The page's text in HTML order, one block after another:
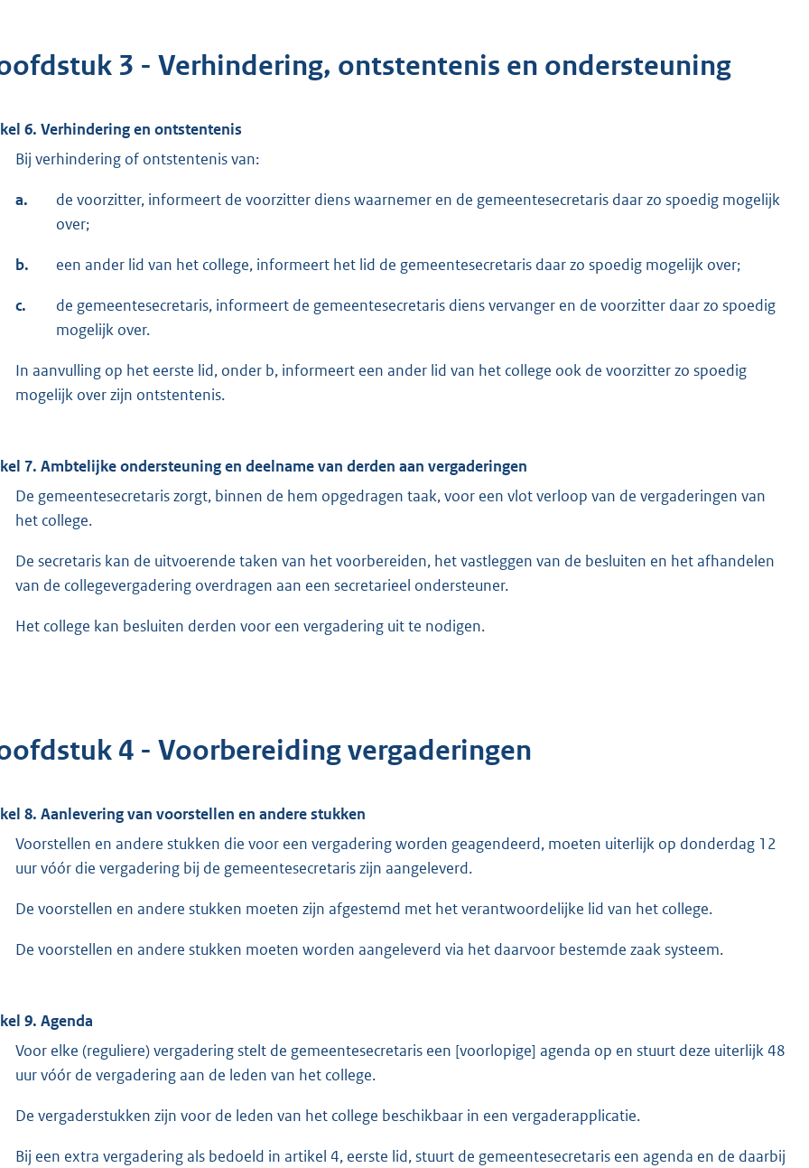
3 - Verhindering, ontstentenis en ondersteuning
6. Verhindering en ontstentenis
Bij verhindering of ontstentenis van:
a.
de voorzitter, informeert de voorzitter diens waarnemer en de gemeentesecretaris daar zo spoedig mogelijk
over;
b. een ander lid van het college, informeert het lid de gemeentesecretaris daar zo spoedig mogelijk over;
c.
de gemeentesecretaris, informeert de gemeentesecretaris diens vervanger en de voorzitter daar zo spoedig
mogelijk over.
In aanvulling op het eerste lid, onder b, informeert een ander lid van het college ook de voorzitter zo spoedig
mogelijk over zijn ontstentenis.
7. Ambtelijke ondersteuning en deelname van derden aan vergaderingen
De gemeentesecretaris zorgt, binnen de hem opgedragen taak, voor een vlot verloop van de vergaderingen van
het college.
De secretaris kan de uitvoerende taken van het voorbereiden, het vastleggen van de besluiten en het afhandelen
van de collegevergadering overdragen aan een secretarieel ondersteuner.
Het college kan besluiten derden voor een vergadering uit te nodigen.
4 - Voorbereiding vergaderingen
8. Aanlevering van voorstellen en andere stukken
Voorstellen en andere stukken die voor een vergadering worden geagendeerd, moeten uiterlijk op donderdag 12
uur vóór die vergadering bij de gemeentesecretaris zijn aangeleverd.
De voorstellen en andere stukken moeten zijn afgestemd met het verantwoordelijke lid van het college.
De voorstellen en andere stukken moeten worden aangeleverd via het daarvoor bestemde zaak systeem.
9. Agenda
Voor elke (reguliere) vergadering stelt de gemeentesecretaris een [voorlopige] agenda op en stuurt deze uiterlijk 48
uur vóór de vergadering aan de leden van het college.
De vergaderstukken zijn voor de leden van het college beschikbaar in een vergaderapplicatie.
Bij een extra vergadering als bedoeld in artikel 4, eerste lid, stuurt de gemeentesecretaris een agenda en de daarbij